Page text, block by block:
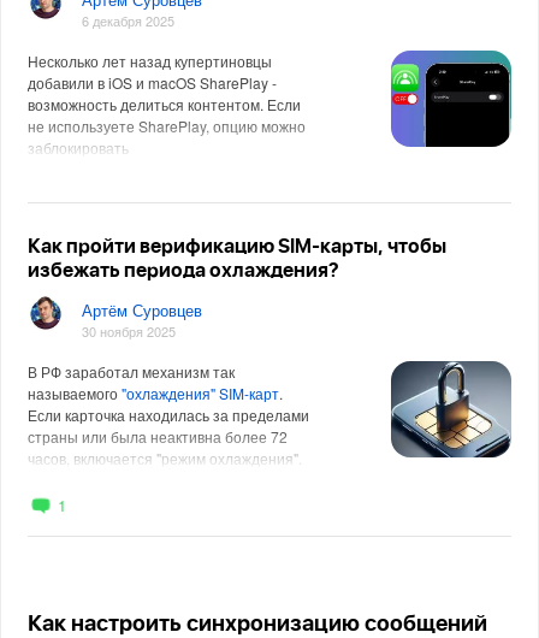
6 декабря 2025
Несколько лет назад купертиновцы
добавили в iOS и macOS SharePlay -
возможность делиться контентом. Если
не используете SharePlay, опцию можно
заблокировать
Как пройти верификацию SIM-карты, чтобы
избежать периода охлаждения?
Артём Суровцев
30 ноября 2025
В РФ заработал механизм так
называемого"охлаждения" SIM-карт.
Если карточка находилась за пределами
страны или была неактивна более 72
часов, включается "режим охлаждения".
1
Как настроить синхронизацию сообщений